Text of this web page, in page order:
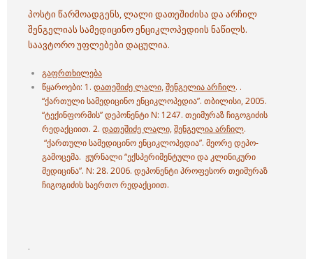
პოსტი წარმოადგენს, ლალი დათეშიძისა და არჩილ
შენგელიას სამედიცინო ენციკლოპედიის ნაწილს.
საავტორო უფლებები დაცულია.
გაფრთხილება
წყაროები: 1. დათეშიძე ლალი,შენგელია არჩილ. .
“ქართული სამედიცინო ენციკლოპედია”. თბილისი, 2005.
“ტექინფორმის” დეპონენტი N: 1247. თეიმურაზ ჩიგოგიძის
რედაქციით. 2. დათეშიძე ლალი,შენგელია არჩილ.
“ქართული სამედიცინო ენციკლოპედია”. მეორე დეპო-
გამოცემა. ჟურნალი “ექსპერიმენტული და კლინიკური
მედიცინა”. N: 28. 2006. დეპონენტი პროფესორ თეიმურაზ
ჩიგოგიძის საერთო რედაქციით.
.